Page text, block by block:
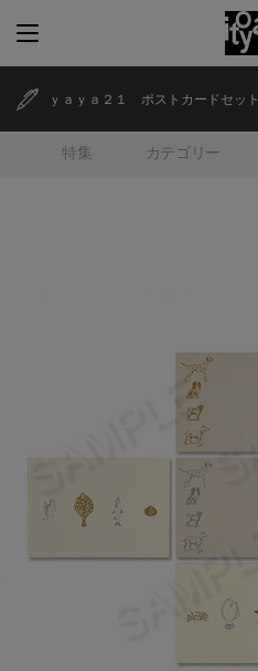
特集 カテゴリー
ｙａｙａ２１ ポストカードセット